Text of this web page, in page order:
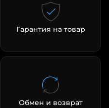
Гарантия на товар
Обмен и возврат